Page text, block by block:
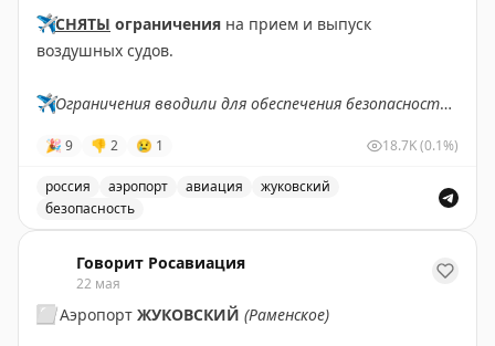
✈️СНЯТЫ ограничения на прием и выпуск
воздушных судов.
✈️Ограничения вводили для обеспечения безопасности
✈️ Говорит Росавиация|MАХ
🎉 9 👎 2 😢 1 18.7K(0.1%)
россия аэропорт авиация
жуковский
безопасность
Говорит Росавиация
22 мая
⬜️Аэропорт ЖУКОВСКИЙ (Раменское)